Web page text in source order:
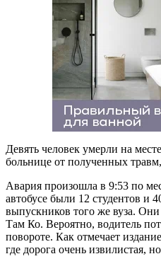
Девять человек умерли на
больнице от полученных
Авария произошла в 9:53 по
автобусе были 12 студентов и
выпускников того же вуза.
Там Ко. Вероятно, водитель
повороте. Как отмечает
где дорога очень извилистая,